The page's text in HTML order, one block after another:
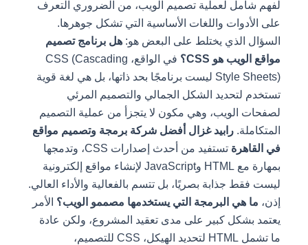
لفهم شامل لعملية تصميم الويب، من الضروري التعرف
على الأدوات واللغات الأساسية التي تشكل جوهرها.
السؤال الذي يختلط على البعض هو:هل برنامج تصميم
مواقع الويب هو CSS؟
في الواقع، CSS (Cascading
Style Sheets) ليست برنامجًا بحد ذاتها، بل هي لغة قوية
تستخدم لتحديد الشكل الجمالي والتصميم المرئي
لصفحات الويب، وهي مكون لا يتجزأ من عملية التصميم
المتكاملة.رابيد غزال أفضل شركة برمجة وتصميم مواقع
في القاهرة
تستفيد من أحدث إصدارات CSS، وتدمجها
بمهارة مع HTML وJavaScript لإنشاء مواقع إلكترونية
ليست فقط جذابة بصريًا، بل تتسم بالفعالية والأداء العالي.
إذن،ما هي البرمجة التي يستخدمها مصممو الويب؟الأمر
يعتمد بشكل كبير على مدى تعقيد المشروع، ولكن عادة
ما تشمل HTML لتحديد الهيكل، CSS للتصميم،